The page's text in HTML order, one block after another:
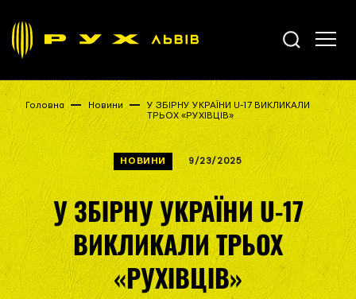
Головна Новини
У ЗБІРНУ УКРАЇНИ U-17 ВИКЛИКАЛИ
ТРЬОХ «РУХІВЦІВ»
НОВИНИ 9/23/2025
У ЗБІРНУ УКРАЇНИ U-17
ВИКЛИКАЛИ ТРЬОХ
«РУХІВЦІВ»